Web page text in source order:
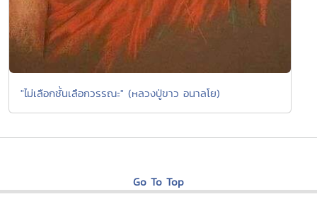
"ไม่เลือกชั้นเลือกวรรณะ" (หลวงปู่ขาว อนาลโย)
Go To Top